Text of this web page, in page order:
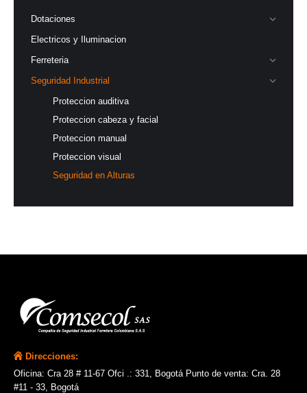
Dotaciones
Electricos y Iluminacion
Ferreteria
Seguridad Industrial
Proteccion auditiva
Proteccion cabeza y facial
Proteccion manual
Proteccion visual
Seguridad en Alturas
Direcciones:
Oficina: Cra 28 # 11-67 Ofci .: 331, Bogotá Punto de venta: Cra. 28
#11 - 33, Bogotá